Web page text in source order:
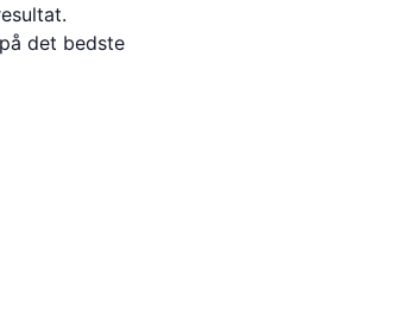
det bedste